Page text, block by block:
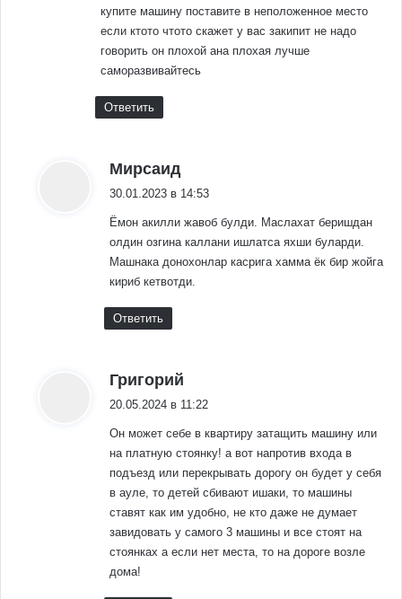
купите машину поставите в неположенное место
если ктото чтото скажет у вас закипит не надо
говорить он плохой ана плохая лучше
саморазвивайтесь
Ответить
Мирсаид
30.01.2023 в 14:53
Ёмон акилли жавоб булди. Маслахат беришдан
олдин озгина каллани ишлатса яхши буларди.
Машнака донохонлар касрига хамма ёк бир жойга
кириб кетвотди.
Ответить
Григорий
20.05.2024 в 11:22
Он может себе в квартиру затащить машину или
на платную стоянку! а вот напротив входа в
подъезд или перекрывать дорогу он будет у себя
в ауле, то детей сбивают ишаки, то машины
ставят как им удобно, не кто даже не думает
завидовать у самого 3 машины и все стоят на
стоянках а если нет места, то на дороге возле
дома!